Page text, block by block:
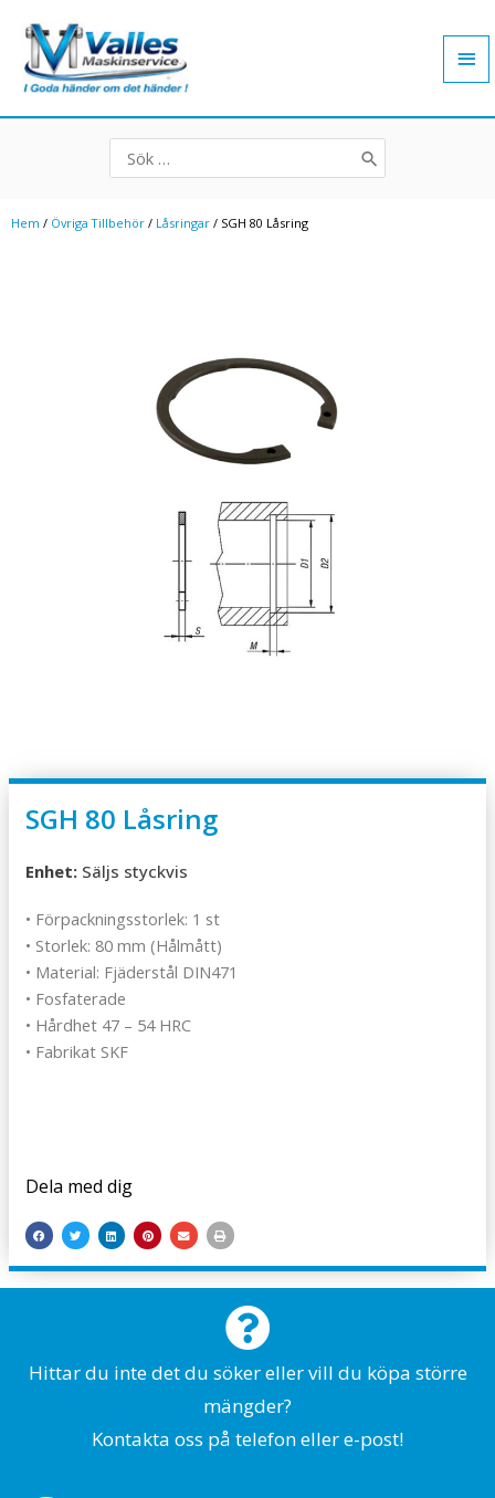
innehåll
Search
for:
Hem / Övriga Tillbehör / Låsringar / SGH 80 Låsring
SGH 80 Låsring
Enhet: Säljs styckvis
• Förpackningsstorlek: 1 st
• Storlek: 80 mm (Hålmått)
• Material: Fjäderstål DIN471
• Fosfaterade
• Hårdhet 47 – 54 HRC
• Fabrikat SKF
Dela med dig
Hittar du inte det du söker eller vill du köpa större
mängder?
Kontakta oss på telefon eller e-post!